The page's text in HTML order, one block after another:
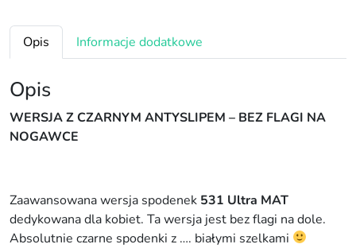
e
k
i
z
e
k
Opis Informacje dodatkowe
Opis
WERSJA Z CZARNYM ANTYSLIPEM – BEZ FLAGI NA
NOGAWCE
Zaawansowana wersja spodenek 531 Ultra MAT
dedykowana dla kobiet. Ta wersja jest bez flagi na dole.
Absolutnie czarne spodenki z …. białymi szelkami